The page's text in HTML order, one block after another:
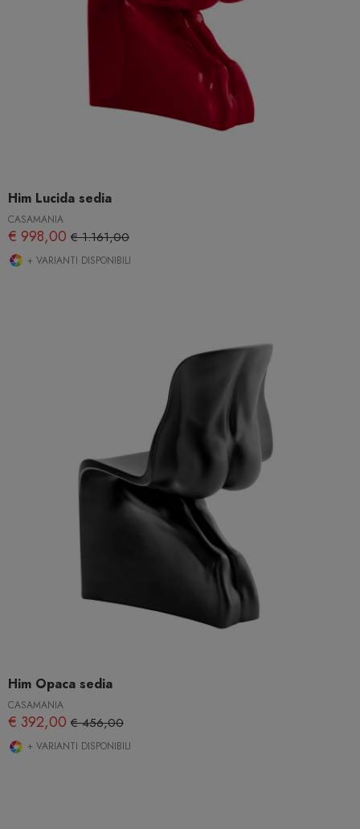
Him Lucida sedia
CASAMANIA
€ 998,00 € 1.161,00
+ VARIANTI DISPONIBILI
Him Opaca sedia
CASAMANIA
€ 392,00 € 456,00
+ VARIANTI DISPONIBILI